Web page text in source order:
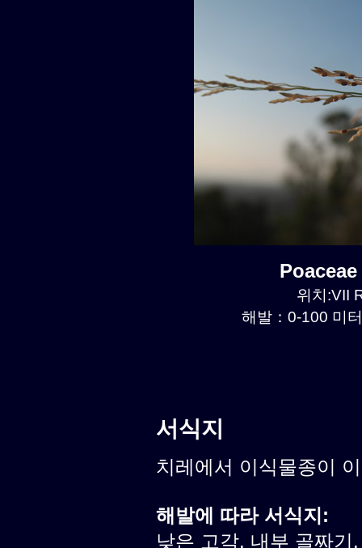
위치:VII
해발：0-100 미
서식지
치레에서 이식물종이
해발에 따라 서식지:
낮은 고각. 내부 골짜기.